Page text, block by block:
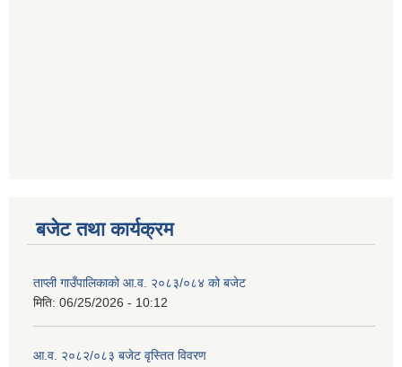
बजेट तथा कार्यक्रम
ताप्ली गाउँपालिकाको आ.व. २०८३/०८४ को बजेट
मिति: 06/25/2026 - 10:12
आ.व. २०८२/०८३ बजेट वृस्तित विवरण